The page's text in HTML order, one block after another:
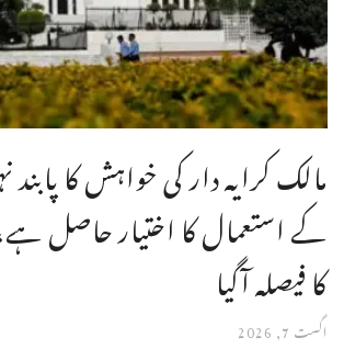
مالک کرایہ دار کی خواہش کا پابند
کے استعمال کا اختیار حاصل
کا فیصلہ آگیا
اگست 7, 2026